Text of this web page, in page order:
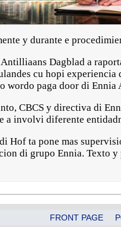
y durante e
Dagblad a
cu hopi experiencia
wordo paga door di Ennia
CBCS y directiva di
a involvi diferente
Hof ta pone mas
di grupo Ennia. Texto
FRONT PAGE